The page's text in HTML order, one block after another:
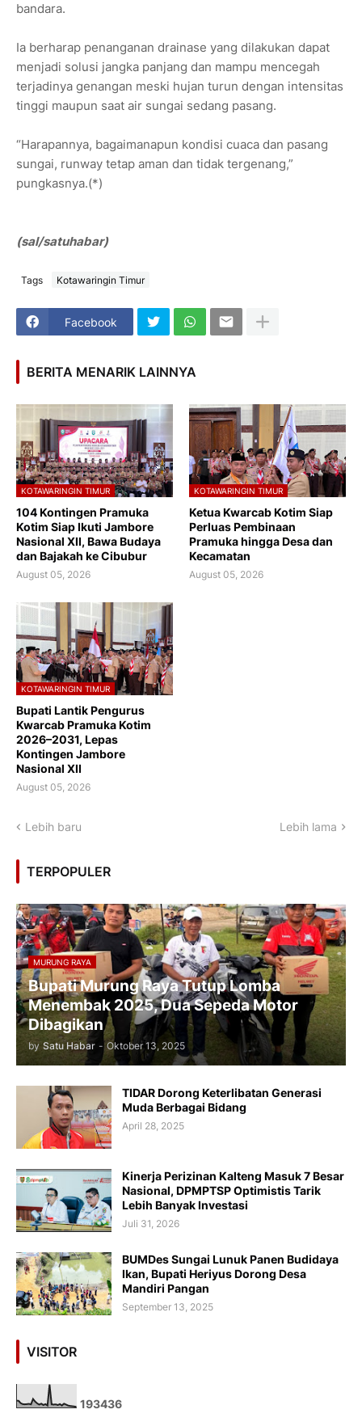
bandara.
Ia berharap penanganan drainase yang dilakukan dapat
menjadi solusi jangka panjang dan mampu mencegah
terjadinya genangan meski hujan turun dengan intensitas
tinggi maupun saat air sungai sedang pasang.
“Harapannya, bagaimanapun kondisi cuaca dan pasang
sungai, runway tetap aman dan tidak tergenang,”
pungkasnya.(*)
(sal/satuhabar)
Tags Kotawaringin Timur
Facebook
BERITA MENARIK LAINNYA
KOTAWARINGIN TIMUR
104 Kontingen Pramuka
Kotim Siap Ikuti Jambore
Nasional XII, Bawa Budaya
dan Bajakah ke Cibubur
August 05, 2026
KOTAWARINGIN TIMUR
Ketua Kwarcab Kotim Siap
Perluas Pembinaan
Pramuka hingga Desa dan
Kecamatan
August 05, 2026
KOTAWARINGIN TIMUR
Bupati Lantik Pengurus
Kwarcab Pramuka Kotim
2026–2031, Lepas
Kontingen Jambore
Nasional XII
August 05, 2026
Lebih baru Lebih lama
TERPOPULER
MURUNG RAYA
Bupati Murung Raya Tutup Lomba
Menembak 2025, Dua Sepeda Motor
Dibagikan
by Satu Habar - Oktober 13, 2025
TIDAR Dorong Keterlibatan Generasi
Muda Berbagai Bidang
April 28, 2025
Kinerja Perizinan Kalteng Masuk 7 Besar
Nasional, DPMPTSP Optimistis Tarik
Lebih Banyak Investasi
Juli 31, 2026
BUMDes Sungai Lunuk Panen Budidaya
Ikan, Bupati Heriyus Dorong Desa
Mandiri Pangan
September 13, 2025
VISITOR
193436